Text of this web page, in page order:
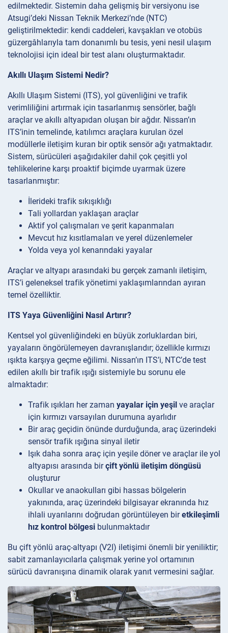
edilmektedir. Sistemin daha gelişmiş bir versiyonu ise
Atsugi’deki Nissan Teknik Merkezi’nde (NTC)
geliştirilmektedir: kendi caddeleri, kavşakları ve otobüs
güzergâhlarıyla tam donanımlı bu tesis, yeni nesil ulaşım
teknolojisi için ideal bir test alanı oluşturmaktadır.
Akıllı Ulaşım Sistemi Nedir?
Akıllı Ulaşım Sistemi (ITS), yol güvenliğini ve trafik
verimliliğini artırmak için tasarlanmış sensörler, bağlı
araçlar ve akıllı altyapıdan oluşan bir ağdır. Nissan’ın
ITS’inin temelinde, katılımcı araçlara kurulan özel
modüllerle iletişim kuran bir optik sensör ağı yatmaktadır.
Sistem, sürücüleri aşağıdakiler dahil çok çeşitli yol
tehlikelerine karşı proaktif biçimde uyarmak üzere
tasarlanmıştır:
İlerideki trafik sıkışıklığı
Tali yollardan yaklaşan araçlar
Aktif yol çalışmaları ve şerit kapanmaları
Mevcut hız kısıtlamaları ve yerel düzenlemeler
Yolda veya yol kenarındaki yayalar
Araçlar ve altyapı arasındaki bu gerçek zamanlı iletişim,
ITS’i geleneksel trafik yönetimi yaklaşımlarından ayıran
temel özelliktir.
ITS Yaya Güvenliğini Nasıl Artırır?
Kentsel yol güvenliğindeki en büyük zorluklardan biri,
yayaların öngörülemeyen davranışlarıdır; özellikle kırmızı
ışıkta karşıya geçme eğilimi. Nissan’ın ITS’i, NTC’de test
edilen akıllı bir trafik ışığı sistemiyle bu sorunu ele
almaktadır:
Trafik ışıkları her zaman yayalar için yeşil ve araçlar
için kırmızı varsayılan durumuna ayarlıdır
Bir araç geçidin önünde durduğunda, araç üzerindeki
sensör trafik ışığına sinyal iletir
Işık daha sonra araç için yeşile döner ve araçlar ile yol
altyapısı arasında birçift yönlü iletişim döngüsü
oluşturur
Okullar ve anaokulları gibi hassas bölgelerin
yakınında, araç üzerindeki bilgisayar ekranında hız
ihlali uyarılarını doğrudan görüntüleyen biretkileşimli
hız kontrol bölgesi bulunmaktadır
Bu çift yönlü araç-altyapı (V2I) iletişimi önemli bir yeniliktir;
sabit zamanlayıcılarla çalışmak yerine yol ortamının
sürücü davranışına dinamik olarak yanıt vermesini sağlar.